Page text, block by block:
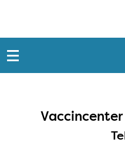
Snabblänkar
Öppettider